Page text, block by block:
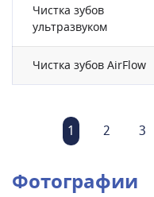
Чистка зубов
ультразвуком
Чистка зубов AirFlow
1 2 3
Фотографии